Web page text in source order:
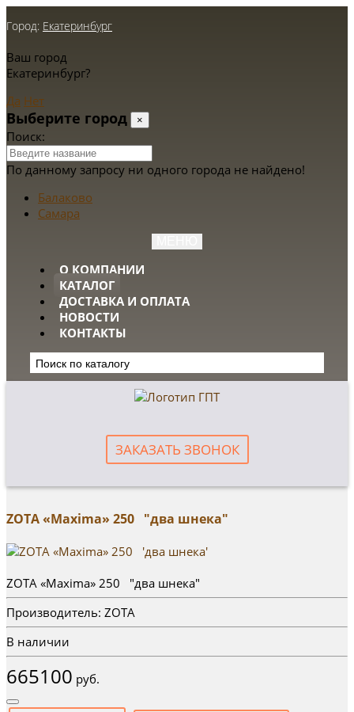
Город: Екатеринбург
Ваш город
Екатеринбург?
Да Нет
Выберите город ×
Поиск:
По данному запросу ни одного города не найдено!
Балаково
Самара
О КОМПАНИИ
КАТАЛОГ
ДОСТАВКА И ОПЛАТА
НОВОСТИ
КОНТАКТЫ
ЗАКАЗАТЬ ЗВОНОК
ZOTA «Maxima» 250 "два шнека"
ZOTA «Maxima» 250 "два шнека"
Производитель: ZOTA
В наличии
665100 руб.